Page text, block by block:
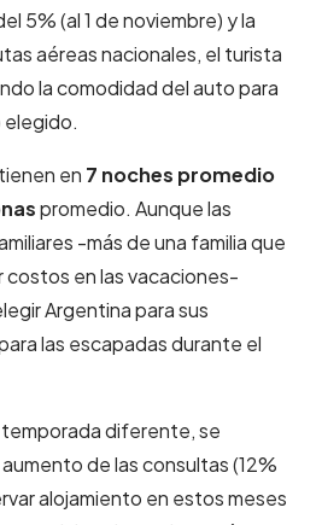
5% (al 1 de noviembre) y la
aéreas nacionales, el turista
la comodidad del auto para
elegido.
en 7 noches promedio
promedio. Aunque las
-más de una familia que
costos en las vacaciones-
Argentina para sus
las escapadas durante el
temporada diferente, se
de las consultas (12%
alojamiento en estos meses